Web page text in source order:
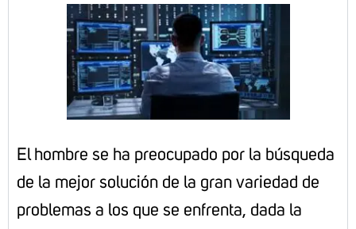
El hombre se ha preocupado por la búsqueda
de la mejor solución de la gran variedad de
problemas a los que se enfrenta, dada la